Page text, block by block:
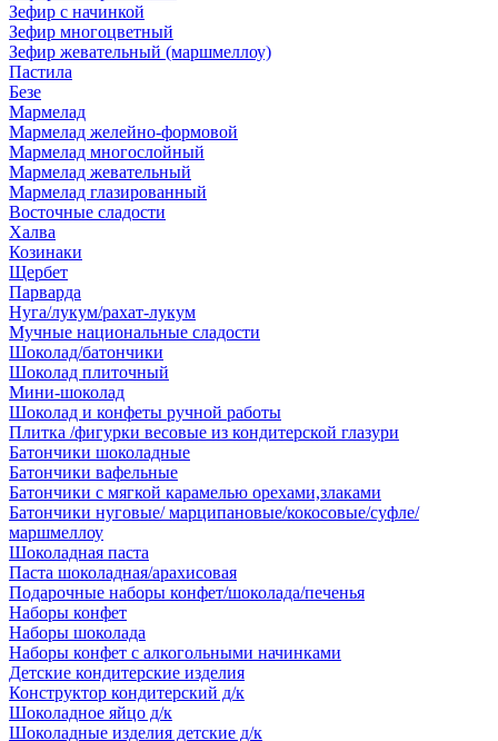
Зефир с начинкой
Зефир многоцветный
Зефир жевательный (маршмеллоу)
Пастила
Безе
Мармелад
Мармелад желейно-формовой
Мармелад многослойный
Мармелад жевательный
Мармелад глазированный
Восточные сладости
Халва
Козинаки
Щербет
Парварда
Нуга/лукум/рахат-лукум
Мучные национальные сладости
Шоколад/батончики
Шоколад плиточный
Мини-шоколад
Шоколад и конфеты ручной работы
Плитка /фигурки весовые из кондитерской глазури
Батончики шоколадные
Батончики вафельные
Батончики с мягкой карамелью орехами,злаками
Батончики нуговые/ марципановые/кокосовые/суфле/
маршмеллоу
Шоколадная паста
Паста шоколадная/арахисовая
Подарочные наборы конфет/шоколада/печенья
Наборы конфет
Наборы шоколада
Наборы конфет с алкогольными начинками
Детские кондитерские изделия
Конструктор кондитерский д/к
Шоколадное яйцо д/к
Шоколадные изделия детские д/к